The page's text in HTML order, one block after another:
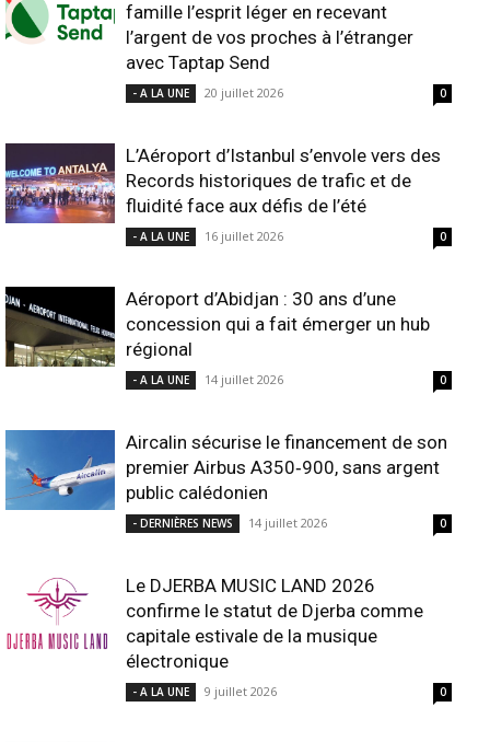
famille l’esprit léger en recevant
l’argent de vos proches à l’étranger
avec Taptap Send
- A LA UNE 20 juillet 2026 0
L’Aéroport d’Istanbul s’envole vers des
Records historiques de trafic et de
fluidité face aux défis de l’été
- A LA UNE 16 juillet 2026 0
Aéroport d’Abidjan : 30 ans d’une
concession qui a fait émerger un hub
régional
- A LA UNE 14 juillet 2026 0
Aircalin sécurise le financement de son
premier Airbus A350‑900, sans argent
public calédonien
- DERNIÈRES NEWS 14 juillet 2026 0
Le DJERBA MUSIC LAND 2026
confirme le statut de Djerba comme
capitale estivale de la musique
électronique
- A LA UNE 9 juillet 2026 0